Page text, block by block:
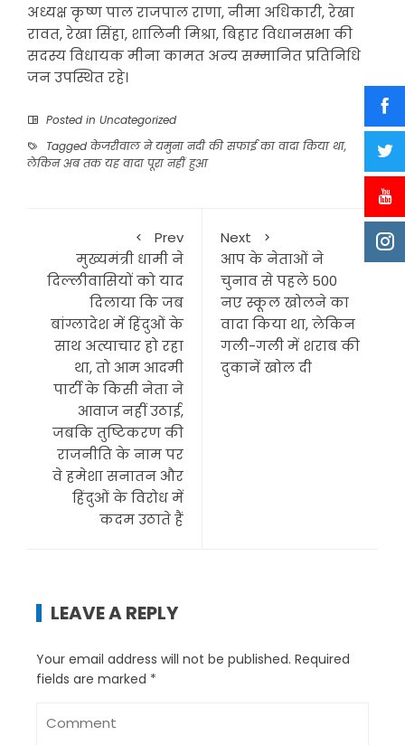
अध्यक्ष कृष्ण पाल राजपाल राणा, नीमा अधिकारी, रेखा
रावत, रेखा सिंहा, शालिनी मिश्रा, बिहार विधानसभा की
सदस्य विधायक मीना कामत अन्य सम्मानित प्रतिनिधि
जन उपस्थित रहे।
Posted in Uncategorized
Tagged केजरीवाल ने यमुना नदी की सफाई का वादा किया था,
लेकिन अब तक यह वादा पूरा नहीं हुआ
Prev
मुख्यमंत्री धामी ने
दिल्लीवासियों को याद
दिलाया कि जब
बांग्लादेश में हिंदुओं के
साथ अत्याचार हो रहा
था, तो आम आदमी
पार्टी के किसी नेता ने
आवाज नहीं उठाई,
जबकि तुष्टिकरण की
राजनीति के नाम पर
वे हमेशा सनातन और
हिंदुओं के विरोध में
कदम उठाते हैं
Next
आप के नेताओं ने
चुनाव से पहले 500
नए स्कूल खोलने का
वादा किया था, लेकिन
गली-गली में शराब की
दुकानें खोल दी
LEAVE A REPLY
Your email address will not be published. Required
fields are marked *